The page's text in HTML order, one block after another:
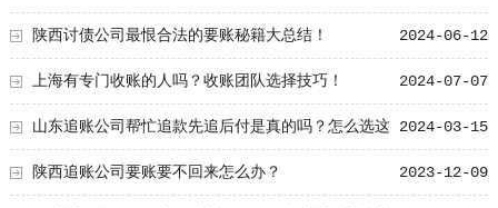
2024-06-12
陕西讨债公司最恨合法的要账秘籍大总结！
2024-07-07
上海有专门收账的人吗？收账团队选择技巧！
2024-03-15
山东追账公司帮忙追款先追后付是真的吗？怎么选这
类的公司？ 2023-12-09
陕西追账公司要账要不回来怎么办？